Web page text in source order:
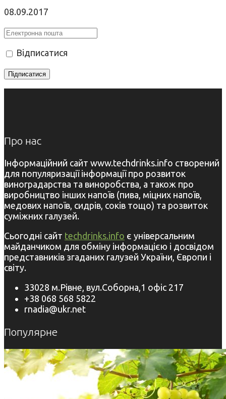
08.09.2017
Відписатися
Про нас
Інформаційний сайт www.techdrinks.info створений
для популяризації інформації про розвиток
виноградарства та виноробства, а також про
виробництво інших напоїв (пива, міцних напоїв,
медових напоїв, сидрів, соків тощо) та розвиток
суміжних галузей.
Сьогодні сайт techdrinks.info є універсальним
майданчиком для обміну інформацією і досвідом
представників згаданих галузей України, Європи і
світу.
33028 м.Рівне, вул.Соборна,1 офіс 217
+38 068 568 5822
rnadia@ukr.net
Популярне